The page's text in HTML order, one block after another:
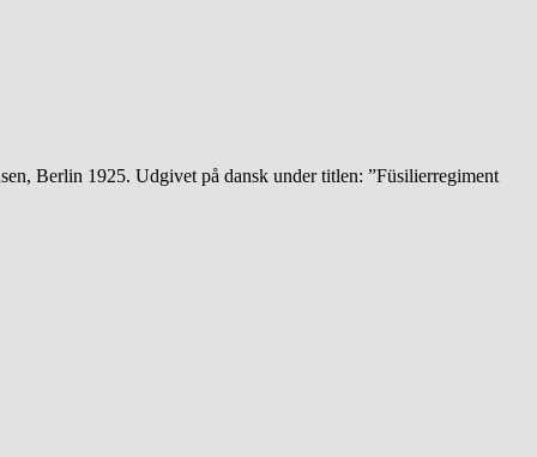
Berlin 1925. Udgivet på dansk under titlen: ”Füsilierregiment